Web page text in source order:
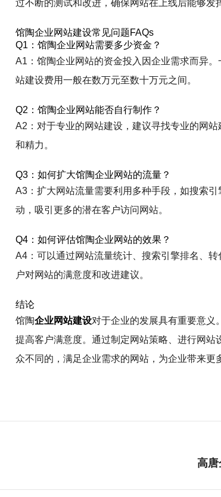
过不断的测试和改进，确保网站在上线后能够发
馆陶企业网站建设常见问题FAQs
Q1：馆陶企业网站需要多少资金？
A1：馆陶企业网站的资金投入因企业需求而异
站建设费用一般在数万元至数十万元之间。
Q2：馆陶企业网站能否自行制作？
A2：对于专业的网站建设，建议寻找专业的网
和精力。
Q3：如何扩大馆陶企业网站的流量？
A3：扩大网站流量需要利用多种手段，如搜索
动，吸引更多的潜在客户访问网站。
Q4：如何评估馆陶企业网站的效果？
A4：可以通过网站流量统计、搜索引擎排名、
户对网站的满意度和改进建议。
结论
馆陶企业网站建设对于企业的发展具有重要意义
提高客户满意度。通过制定网站策略、进行网
众不同的，满足企业需求的网站，为企业带来更
高唐